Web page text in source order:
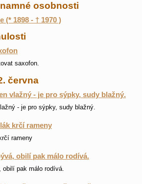
osobnosti
(* 1898 - † 1970 )
saxofon.
června
vlažný - je pro sýpky, sudy blažný.
- je pro sýpky, sudy blažný.
krčí rameny
rameny
obilí pak málo rodívá.
pak málo rodívá.